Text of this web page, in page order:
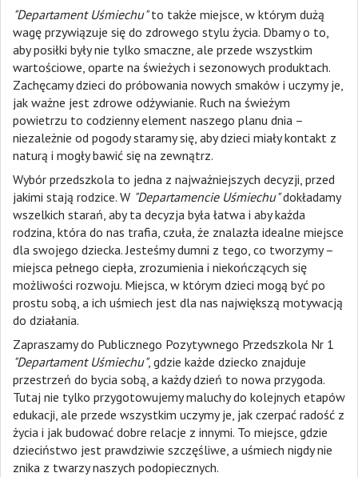
"Departament Uśmiechu"to także miejsce, w którym dużą
wagę przywiązuje się do zdrowego stylu życia. Dbamy o to,
aby posiłki były nie tylko smaczne, ale przede wszystkim
wartościowe, oparte na świeżych i sezonowych produktach.
Zachęcamy dzieci do próbowania nowych smaków i uczymy je,
jak ważne jest zdrowe odżywianie. Ruch na świeżym
powietrzu to codzienny element naszego planu dnia –
niezależnie od pogody staramy się, aby dzieci miały kontakt z
naturą i mogły bawić się na zewnątrz.
Wybór przedszkola to jedna z najważniejszych decyzji, przed
jakimi stają rodzice. W "Departamencie Uśmiechu"dokładamy
wszelkich starań, aby ta decyzja była łatwa i aby każda
rodzina, która do nas trafia, czuła, że znalazła idealne miejsce
dla swojego dziecka. Jesteśmy dumni z tego, co tworzymy –
miejsca pełnego ciepła, zrozumienia i niekończących się
możliwości rozwoju. Miejsca, w którym dzieci mogą być po
prostu sobą, a ich uśmiech jest dla nas największą motywacją
do działania.
Zapraszamy do Publicznego Pozytywnego Przedszkola Nr 1
"Departament Uśmiechu", gdzie każde dziecko znajduje
przestrzeń do bycia sobą, a każdy dzień to nowa przygoda.
Tutaj nie tylko przygotowujemy maluchy do kolejnych etapów
edukacji, ale przede wszystkim uczymy je, jak czerpać radość z
życia i jak budować dobre relacje z innymi. To miejsce, gdzie
dzieciństwo jest prawdziwie szczęśliwe, a uśmiech nigdy nie
znika z twarzy naszych podopiecznych.